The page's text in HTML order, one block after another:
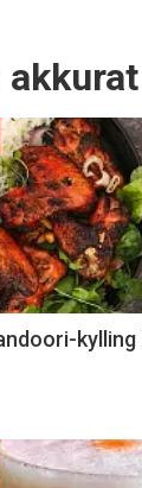
kylling